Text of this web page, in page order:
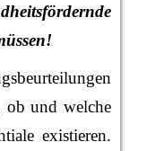
ob und welche
existieren.